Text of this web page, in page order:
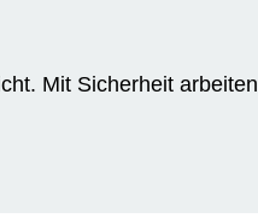
Mit Sicherheit arbeiten